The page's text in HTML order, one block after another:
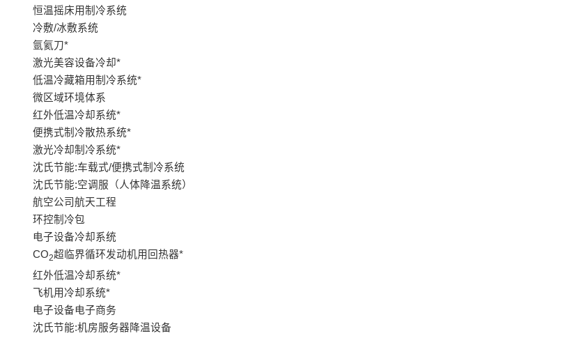
恒温摇床用制冷系统
冷敷/冰敷系统
氩氦刀*
激光美容设备冷却*
低温冷藏箱用制冷系统*
微区域环境体系
红外低温冷却系统*
便携式制冷散热系统*
激光冷却制冷系统*
沈氏节能:车载式/便携式制冷系统
沈氏节能:空调服（人体降温系统）
航空公司航天工程
环控制冷包
电子设备冷却系统
CO2超临界循环发动机用回热器*
红外低温冷却系统*
飞机用冷却系统*
电子设备电子商务
沈氏节能:机房服务器降温设备